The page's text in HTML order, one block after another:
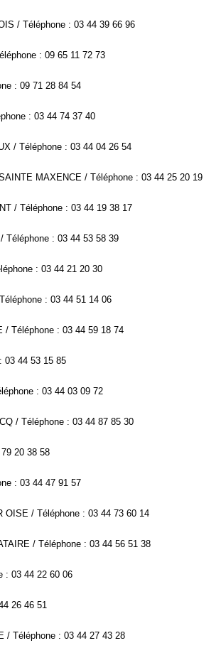
/ Téléphone : 03 44 39 66 96
: 09 65 11 72 73
: 09 71 28 84 54
: 03 44 74 37 40
/ Téléphone : 03 44 04 26 54
MAXENCE / Téléphone : 03 44 25 20 19
/ Téléphone : 03 44 19 38 17
Téléphone : 03 44 53 58 39
: 03 44 21 20 30
: 03 44 51 14 06
/ Téléphone : 03 44 59 18 74
03 44 53 15 85
: 03 44 03 09 72
/ Téléphone : 03 44 87 85 30
20 38 58
: 03 44 47 91 57
OISE / Téléphone : 03 44 73 60 14
/ Téléphone : 03 44 56 51 38
: 03 44 22 60 06
26 46 51
/ Téléphone : 03 44 27 43 28